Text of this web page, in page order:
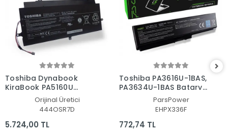
Toshiba Dynabook
KiraBook PA5160U
Batarya - PilOrijinal Üretici
444OSR7D
5.724,00 TL
Toshiba PA3616U-1BAS,
PA3634U-1BAS Batarya
- Pil (Pars Power)
ParsPower
EHPX336F
772,74 TL